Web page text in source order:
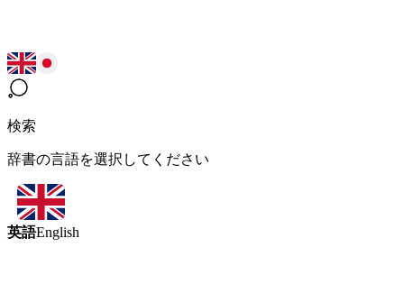
検索
辞書の言語を選択してください
英語English